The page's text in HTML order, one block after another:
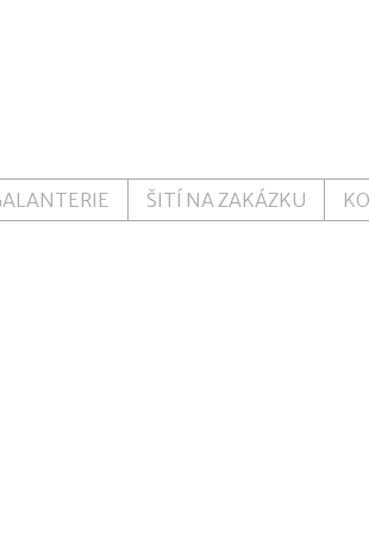
ŠITÍ NA ZAKÁZKU